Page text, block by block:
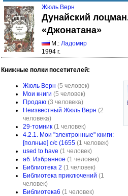
Жюль Верн
Дунайский
«Джонатана»
М.: Ладомир
1994 г.
Книжные полки посетителей:
Жюль Верн (5 человек)
Мои книги (5 человек)
Продаю (3 человека)
Неизвестный Жюль Верн (2
человека)
29-томник (1 человек)
4.2.1. Мои "электронные" книги:
[полные] с/с (1655 (1 человек)
used to have (1 человек)
аб. Избранное (1 человек)
Библиотека 2 (1 человек)
Библиотека приключений (1
человек)
Библиотека6 (1 человек)